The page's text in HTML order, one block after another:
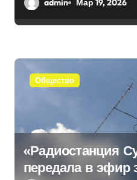
и
admin Мар 19, 2026
Общество
«Радиостанция
передала в эфир